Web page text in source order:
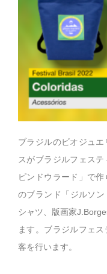
ブラジルのビオジュ
スがブラジルフェス
ピンドウラード」で
のブランド「ジルソ
シャツ、版画家
ます。ブラジルフェ
客を行います。